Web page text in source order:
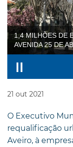
1,4 MILHÕES DE
AVENIDA 25 DE
21 out 2021
O Executivo
requalificação
Aveiro, à